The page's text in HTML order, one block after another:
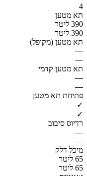
4
תא מטען
390 ליטר
390 ליטר
תא מטען (מקופל)
—
—
תא מטען קדמי
—
—
פתיחת תא מטען
✓
✓
רדיוס סיבוב
—
—
מיכל דלק
65 ליטר
65 ליטר